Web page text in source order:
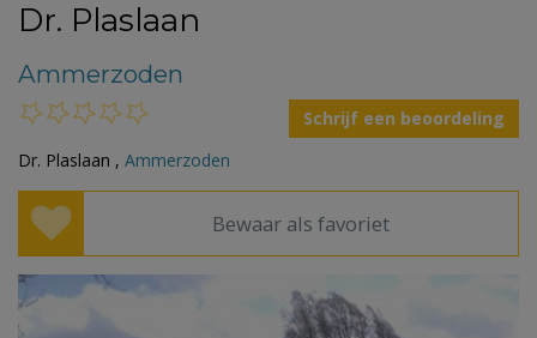
Dr. Plaslaan
Ammerzoden
Schrijf een beoordeling
Dr. Plaslaan , Ammerzoden
Bewaar als favoriet